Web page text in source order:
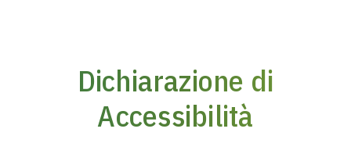
Dichiarazione di
Accessibilità